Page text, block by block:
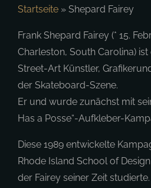
Kontakt
DE
Startseite » Shepard Fairey
Frank Shepard Fairey (* 15.
Charleston, South Carolina)
Street-Art Künstler,
der Skateboard-Szene.
Er und wurde zunächst mit
Has a Posse“-Aufkleber-
Diese 1989 entwickelte
Rhode Island School of
der Fairey seiner Zeit studierte.